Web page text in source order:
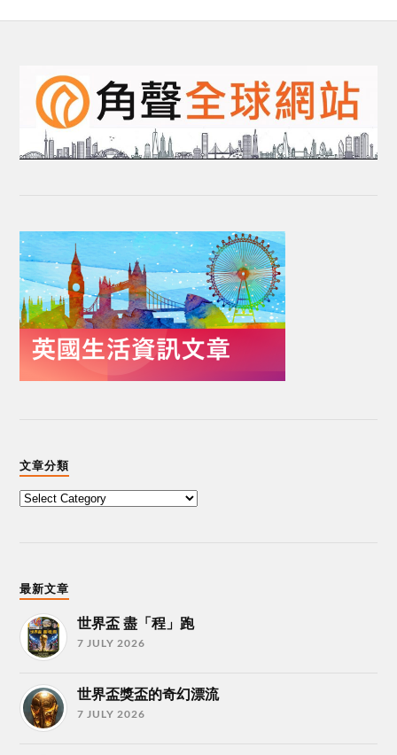
文章分類
最新文章
世界盃 盡「程」跑
7 JULY 2026
世界盃獎盃的奇幻漂流
7 JULY 2026